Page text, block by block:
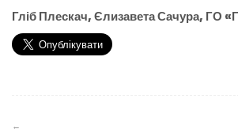
Гліб Плескач, Єлизавета Сачура, ГО